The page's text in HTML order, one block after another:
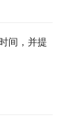
间，并提